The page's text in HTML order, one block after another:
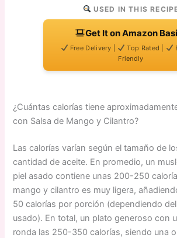
USED IN THIS
Get It on Amazon
Free Delivery | Top Rated |
Friendly
¿Cuántas calorías tiene
con Salsa de Mango y Cilantro?
Las calorías varían según el tamaño de
cantidad de aceite. En promedio, un
piel asado contiene unas 200-250
mango y cilantro es muy ligera,
50 calorías por porción (dependiendo
usado). En total, un plato generoso con
ronda las 250-350 calorías, siendo una